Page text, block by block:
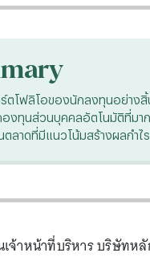
ตโฟลิโอของนักลงทุนอย่าง
งทุนส่วนบุคคลอัตโนมัติที่มา
ลาดที่มีแนวโน้มสร้างผลกำไ
จ้าหน้าที่บริหาร บริษัท